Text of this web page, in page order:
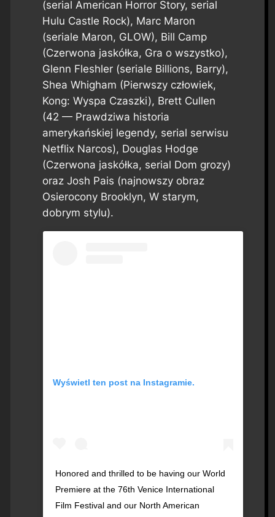
(serial American Horror Story, serial
Hulu Castle Rock), Marc Maron
(seriale Maron, GLOW), Bill Camp
(Czerwona jaskółka, Gra o wszystko),
Glenn Fleshler (seriale Billions, Barry),
Shea Whigham (Pierwszy człowiek,
Kong: Wyspa Czaszki), Brett Cullen
(42 — Prawdziwa historia
amerykańskiej legendy, serial serwisu
Netflix Narcos), Douglas Hodge
(Czerwona jaskółka, serial Dom grozy)
oraz Josh Pais (najnowszy obraz
Osierocony Brooklyn, W starym,
dobrym stylu).
Wyświetl ten post na Instagramie.
Honored and thrilled to be having our World
Premiere at the 76th Venice International
Film Festival and our North American